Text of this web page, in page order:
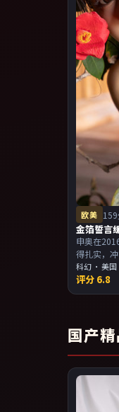
欧美
金箔誓言
申奥在
得扎实，
感。主演
物关系的观
科幻 ·美国
评分 6.8
国产精